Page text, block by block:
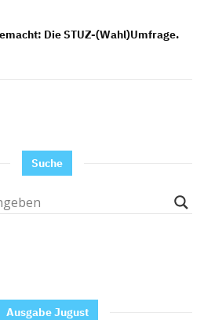
Die STUZ-(Wahl)Umfrage.
Suche
Ausgabe Jugust